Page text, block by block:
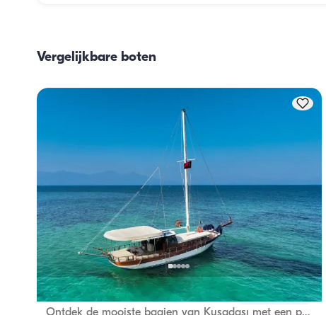
bemanning overlaten. De bereiding van de maaltijden wordt
Vergelijkbare boten
Kusadasi, Aydın Nieuwe boot